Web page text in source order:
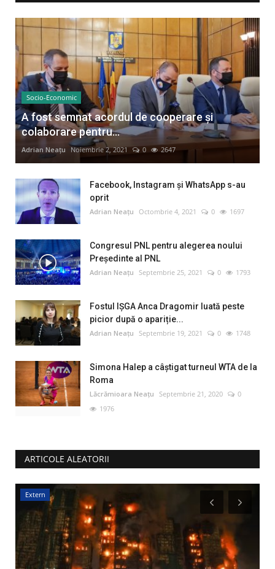
Socio-Economic
A fost semnat acordul de cooperare și
colaborare pentru...
Adrian Neațu Noiembrie 2, 2021 0 2647
Facebook, Instagram și WhatsApp s-au
oprit
Adrian Neațu Octombrie 4, 2021 0 1697
Congresul PNL pentru alegerea noului
Preşedinte al PNL
Adrian Neațu Septembrie 25, 2021 0 1793
Fostul IȘGA Anca Dragomir luată peste
picior după o apariție...
Adrian Neațu Septembrie 19, 2021 0 1748
Simona Halep a câştigat turneul WTA de la
Roma
Lăcrămioara Neațu Septembrie 21, 2020
0
1976
ARTICOLE ALEATORII
Extern